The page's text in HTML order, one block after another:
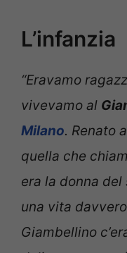
L’infanzia
“Eravamo
vivevamo al
Milano. Renato
quella che
era la donna del
una vita
Giambellino